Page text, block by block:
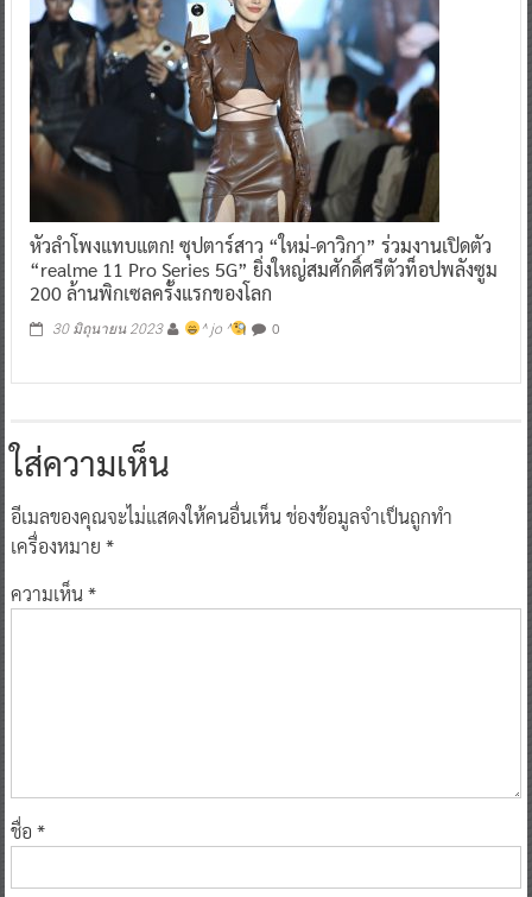
หัวลำโพงแทบแตก! ซุปตาร์สาว “ใหม่-ดาวิกา” ร่วมงานเปิดตัว
“realme 11 Pro Series 5G” ยิ่งใหญ่สมศักดิ์ศรีตัวท็อปพลังซูม
200 ล้านพิกเซลครั้งแรกของโลก
30 มิถุนายน 2023 ^ jo ^ 0
ใส่ความเห็น
อีเมลของคุณจะไม่แสดงให้คนอื่นเห็นช่องข้อมูลจำเป็นถูกทำ
เครื่องหมาย *
ความเห็น*
ชื่อ *